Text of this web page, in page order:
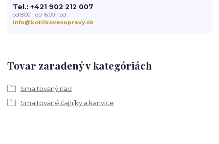
Tovar zaradený v kategóriách
Smaltovaný riad
Smaltované čajníky a kanvice
Tel.: +421 902 212 007
od 8:00 - do 16:00 hod
info@kotlikovesupravy.sk